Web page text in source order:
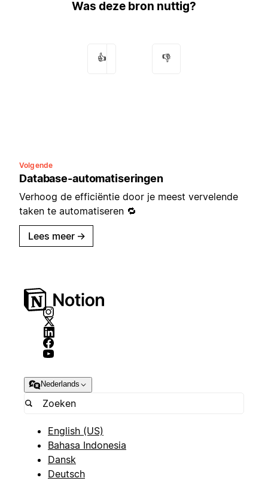
Was deze bron nuttig?
👍 👎
Volgende
Database-automatiseringen
Verhoog de efficiëntie door je meest vervelende
taken te automatiseren 🔁
Lees meer →
Nederlands
English (US)
Bahasa Indonesia
Dansk
Deutsch